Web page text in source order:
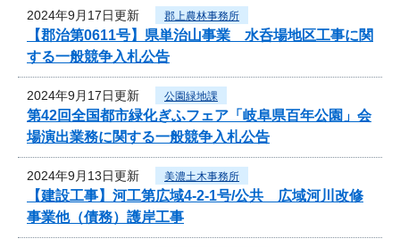
2024年9月17日更新 郡上農林事務所
【郡治第0611号】県単治山事業 水呑場地区工事に関
する一般競争入札公告
2024年9月17日更新 公園緑地課
第42回全国都市緑化ぎふフェア「岐阜県百年公園」会
場演出業務に関する一般競争入札公告
2024年9月13日更新 美濃土木事務所
【建設工事】河工第広域4-2-1号/公共 広域河川改修
事業他（債務）護岸工事